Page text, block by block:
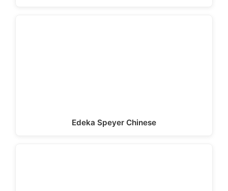
Edeka Speyer Chinese